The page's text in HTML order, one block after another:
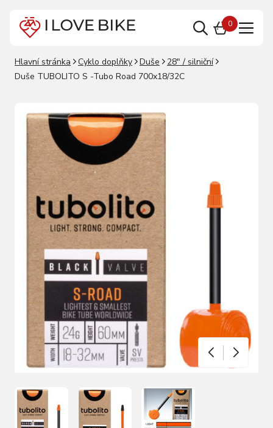
0
Hlavní stránka Cyklo doplňky Duše
28" / silniční
Duše TUBOLITO S -Tubo Road 700x18/32C